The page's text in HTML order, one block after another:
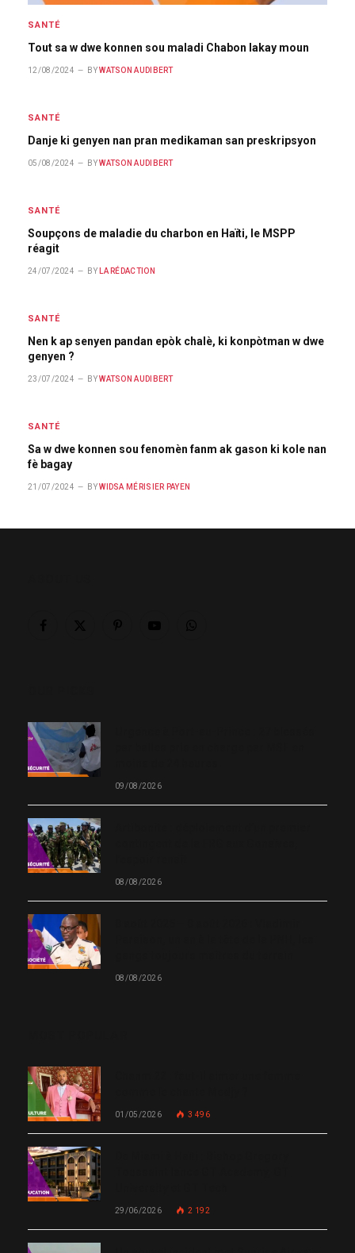
SANTÉ
Tout sa w dwe konnen sou maladi Chabon lakay moun
12/08/2024 BY WATSON AUDIBERT
SANTÉ
Danje ki genyen nan pran medikaman san preskripsyon
05/08/2024 BY WATSON AUDIBERT
SANTÉ
Soupçons de maladie du charbon en Haïti, le MSPP
réagit
24/07/2024 BY LA RÉDACTION
SANTÉ
Nen k ap senyen pandan epòk chalè, ki konpòtman w dwe
genyen ?
23/07/2024 BY WATSON AUDIBERT
SANTÉ
Sa w dwe konnen sou fenomèn fanm ak gason ki kole nan
fè bagay
21/07/2024 BY WIDSA MÉRISIER PAYEN
09/08/2026
08/08/2026
08/08/2026
01/05/2026 3 496
29/06/2026 2 192